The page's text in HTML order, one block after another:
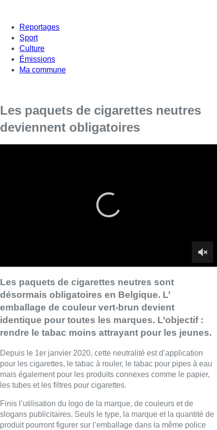
Reportages
Sport
Culture
Émissions
Ma commune
Les paquets de cigarettes neutres
deviennent obligatoires
rendre le tabac moins attrayant pour les jeunes.
mais également pour les produits connexes comme le papier,
slogans publicitaires. Seuls le type, la marque et la quantité de
produit pourront figurer sur l’emballage dans la même police
standard.
La Belgique est le cinquième pays en Europe à appliquer cette
mesure, après la France, le Royaume-Uni, la Norvège et
■ Reportage deJean-Michel Herbint, Charles Carpreauet
Besnik Nikqi
Lire aussi :
Pizza Nizar: un coup de pub